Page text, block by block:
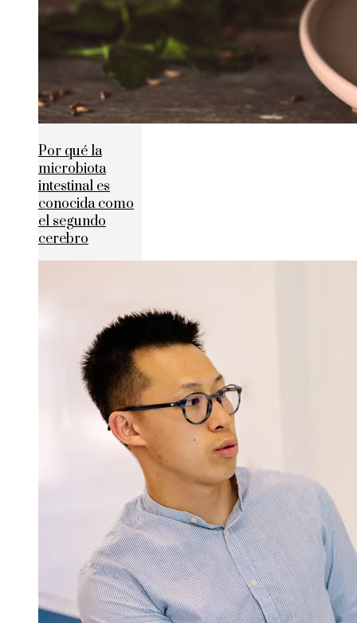
Por qué la
microbiota
intestinal es
conocida como
el segundo
cerebro